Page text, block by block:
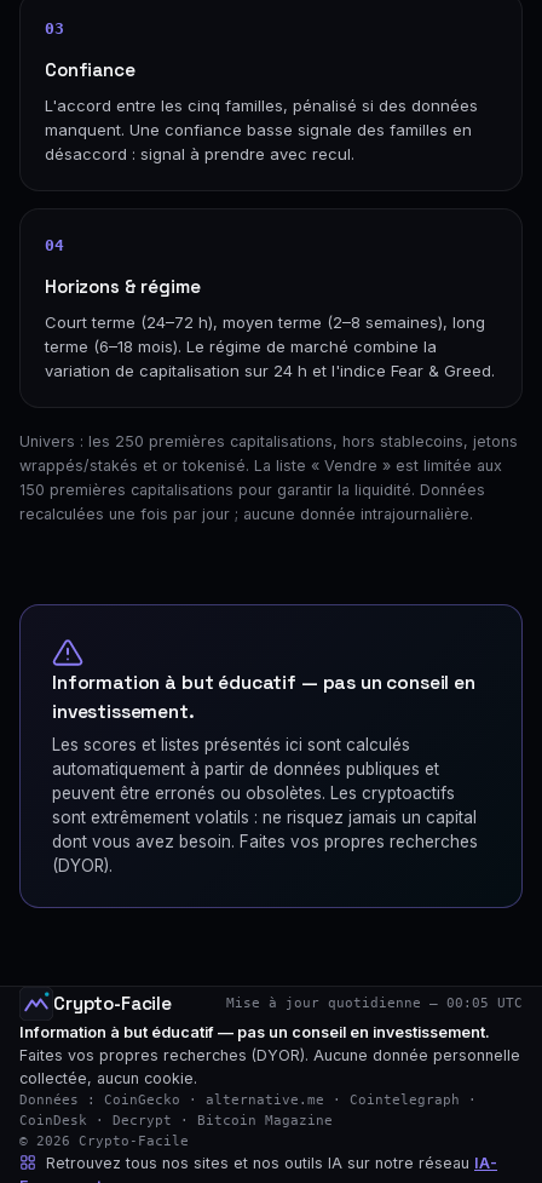
03
Confiance
L'accord entre les cinq familles, pénalisé si des données
manquent. Une confiance basse signale des familles en
désaccord : signal à prendre avec recul.
04
Horizons & régime
Court terme (24–72 h), moyen terme (2–8 semaines), long
terme (6–18 mois). Le régime de marché combine la
variation de capitalisation sur 24 h et l'indice Fear & Greed.
Univers : les 250 premières capitalisations, hors stablecoins, jetons
wrappés/stakés et or tokenisé. La liste « Vendre » est limitée aux
150 premières capitalisations pour garantir la liquidité. Données
recalculées une fois par jour ; aucune donnée intrajournalière.
Information à but éducatif — pas un conseil en
investissement.
Les scores et listes présentés ici sont calculés
automatiquement à partir de données publiques et
peuvent être erronés ou obsolètes. Les cryptoactifs
sont extrêmement volatils : ne risquez jamais un capital
dont vous avez besoin. Faites vos propres recherches
(DYOR).
Crypto-Facile Mise à jour quotidienne — 00:05 UTC
Information à but éducatif — pas un conseil en investissement.
Faites vos propres recherches (DYOR). Aucune donnée personnelle
collectée, aucun cookie.
Données : CoinGecko · alternative.me · Cointelegraph ·
CoinDesk · Decrypt · Bitcoin Magazine
© 2026 Crypto-Facile
Retrouvez tous nos sites et nos outils IA sur notre réseau IA-